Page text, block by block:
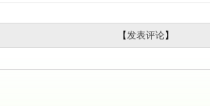
【发表评论】